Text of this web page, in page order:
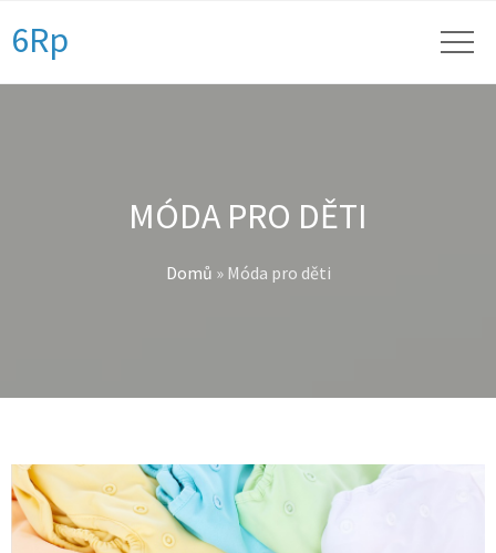
6Rp
MÓDA PRO DĚTI
Domů » Móda pro děti